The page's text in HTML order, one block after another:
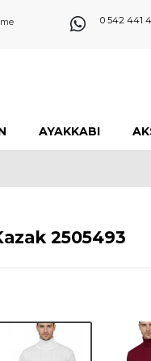
0 542 441
AYAKKABI
2505493
Beyaz